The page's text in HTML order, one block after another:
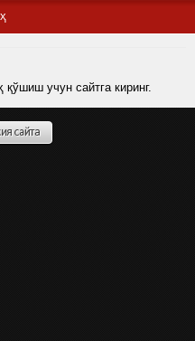
учун сайтга киринг.